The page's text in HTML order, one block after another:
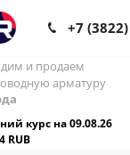
+7
и продаем
арматуру
курс на 09.08.26
RUB